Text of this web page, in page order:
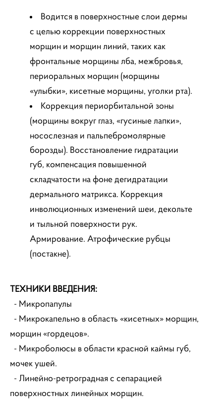
Водится в поверхностные слои дермы
с целью коррекции поверхностных
морщин и морщин линий, таких как
фронтальные морщины лба, межбровья,
периоральных морщин (морщины
«улыбки», кисетные морщины, уголки рта).
Коррекция периорбитальной зоны
(морщины вокруг глаз, «гусиные лапки»,
носослезная и пальпебромолярные
борозды). Восстановление гидратации
губ, компенсация повышенной
складчатости на фоне дегидратации
дермального матрикса. Коррекция
инволюционных изменений шеи, декольте
и тыльной поверхности рук.
Армирование. Атрофические рубцы
(постакне).
ТЕХНИКИ ВВЕДЕНИЯ:
- Микропапулы
- Микрокапельно в область «кисетных» морщин,
морщин «гордецов».
- Микроболюсы в области красной каймы губ,
мочек ушей.
- Линейно-ретроградная с сепарацией
поверхностных линейных морщин.